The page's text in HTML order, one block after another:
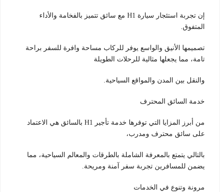
إن تجربة استئجار سيارة H1 مع سائق تتميز بالفخامة والأداء
المتفوق.
تصميمها الأنيق والواسع يوفر للركاب مساحة وافرة للسفر براحة
تامة، مما يجعلها مثالية للرحلات الطويلة
والنقل بين المدن والمواقع السياحية.
خدمة السائق المحترف
من أبرز المزايا التي توفرها خدمة تأجير H1 بالسائق هي الاعتماد
على سائق محترف ومدرب،
بالتالي يتمتع بالمعرفة الشاملة بالطرقات والمعالم السياحية، مما
يضمن للمسافرين تجربة سفر آمنة ومريحة.
مرونة وتنوع في الخدمات